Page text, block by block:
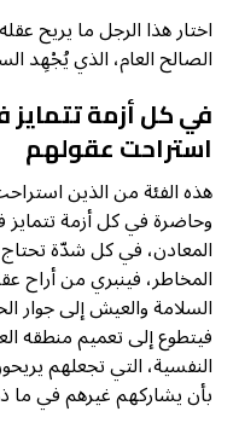
اختار هذا الرجل ما يريح
الصالح العام، الذي يُجْهِد
في كل أزمة
استراحت عقولهم
هذه الفئة من الذين
وحاضرة في كل أزمة
المعادن، في كل شدّة
المخاطر، فينبري من أراح
السلامة والعيش إلى جوار
فيتطوع إلى تعميم منطقه
النفسية، التي تجعلهم
بأن يشاركهم غيرهم في ما